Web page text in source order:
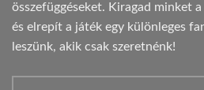
összefüggéseket. Kiragad minket
és elrepít a játék egy különleges
leszünk, akik csak szeretnénk!